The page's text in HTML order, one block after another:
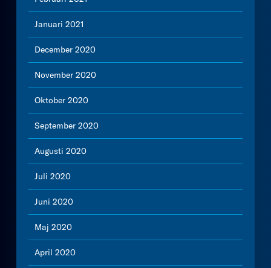
Januari 2021
December 2020
November 2020
Oktober 2020
September 2020
Augusti 2020
Juli 2020
Juni 2020
Maj 2020
April 2020